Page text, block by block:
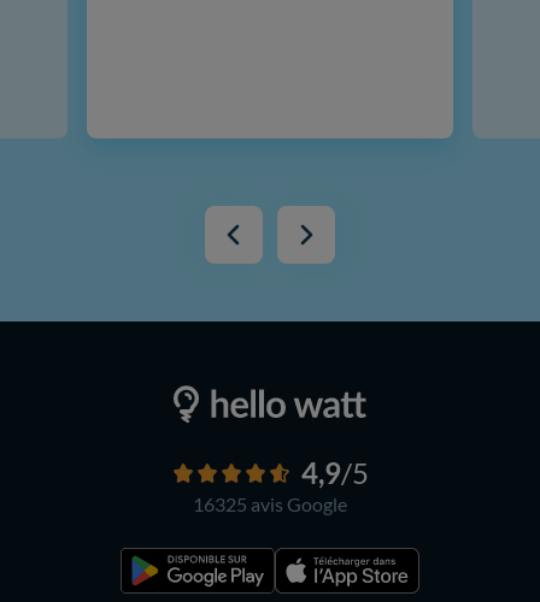
4,9/5
16325 avis Google